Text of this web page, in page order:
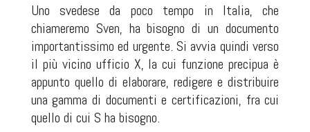
Uno svedese da poco tempo in Italia, che
chiameremo Sven, ha bisogno di un documento
importantissimo ed urgente. Si avvia quindi verso
il più vicino ufficio X, la cui funzione precipua è
appunto quello di elaborare, redigere e distribuire
una gamma di documenti e certificazioni, fra cui
quello di cui S ha bisogno.